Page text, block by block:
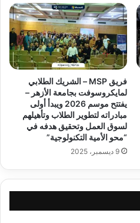
فريق MSP – الشريك الطلابي
لمايكروسوفت بجامعة الأزهر –
يفتتح موسم 2026 ويبدأ أولى
مبادراته لتطوير الطلاب وتأهيلهم
لسوق العمل وتحقيق هدفه في
“محو الأمية التكنولوجية”
9 ديسمبر، 2025